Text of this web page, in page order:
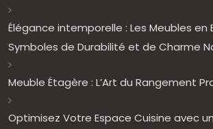
Élégance intemporelle : Les Meubles en
Symboles de Durabilité et de Charme
Meuble Étagère : L’Art du Rangement
Optimisez Votre Espace Cuisine avec